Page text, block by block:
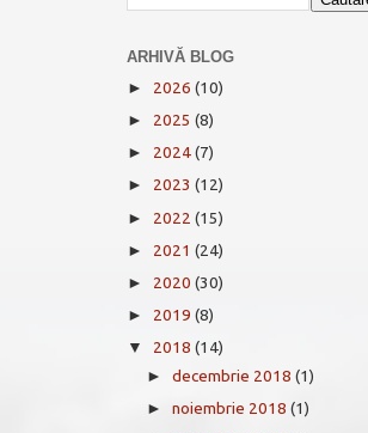
ARHIVĂ BLOG
► 2026 (10)
► 2025 (8)
► 2024(7)
► 2023 (12)
► 2022 (15)
► 2021 (24)
► 2020 (30)
► 2019 (8)
▼ 2018 (14)
►decembrie 2018(1)
►noiembrie 2018(1)